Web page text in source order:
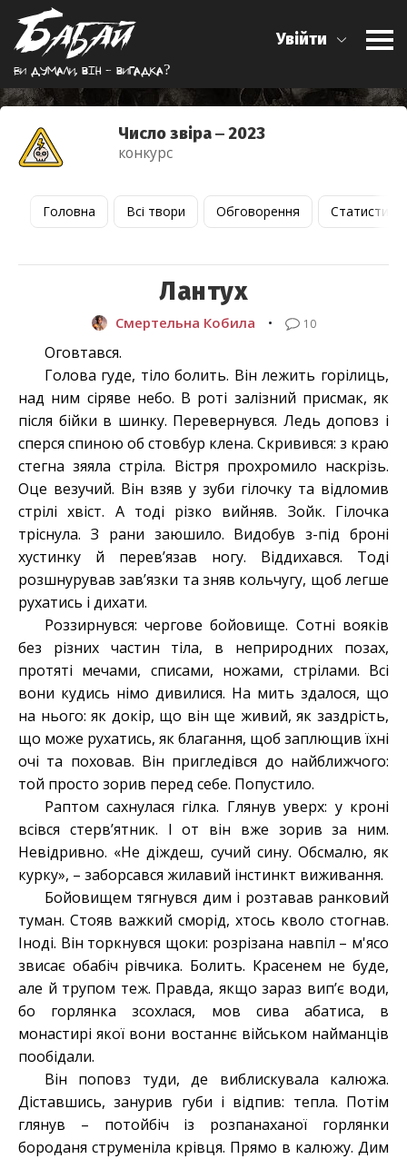
Ви думали, вiн - вигадка?
Увійти
Число звіра ‒ 2023
конкурс
Головна Всі твори Обговорення Статистика
Лантух
Смертельна Кобила • 10
Оговтався.
Голова гуде, тіло болить. Він лежить горілиць,
над ним сіряве небо. В роті залізний присмак, як
після бійки в шинку. Перевернувся. Ледь доповз і
сперся спиною об стовбур клена. Скривився: з краю
стегна зяяла стріла. Вістря прохромило наскрізь.
Оце везучий. Він взяв у зуби гілочку та відломив
стрілі хвіст. А тоді різко вийняв. Зойк. Гілочка
тріснула. З рани заюшило. Видобув з-під броні
хустинку й перев’язав ногу. Віддихався. Тоді
розшнурував зав’язки та зняв кольчугу, щоб легше
рухатись і дихати.
Роззирнувся: чергове бойовище. Сотні вояків
без різних частин тіла, в неприродних позах,
протяті мечами, списами, ножами, стрілами. Всі
вони кудись німо дивилися. На мить здалося, що
на нього: як докір, що він ще живий, як заздрість,
що може рухатись, як благання, щоб заплющив їхні
очі та поховав. Він пригледівся до найближчого:
той просто зорив перед себе. Попустило.
Раптом сахнулася гілка. Глянув уверх: у кроні
всівся стерв’ятник. І от він вже зорив за ним.
Невідривно. «Не діждеш, сучий сину. Обсмалю, як
курку», – заборсався жилавий інстинкт виживання.
Бойовищем тягнувся дим і розтавав ранковий
туман. Стояв важкий сморід, хтось кволо стогнав.
Іноді. Він торкнувся щоки: розрізана навпіл – м'ясо
звисає обабіч рівчика. Болить. Красенем не буде,
але й трупом теж. Правда, якщо зараз вип’є води,
бо горлянка зсохлася, мов сива абатиса, в
монастирі якої вони востаннє військом найманців
пообідали.
Він поповз туди, де виблискувала калюжа.
Діставшись, занурив губи і відпив: тепла. Потім
глянув – потойбіч із розпанаханої горлянки
бороданя струменіла крівця. Прямо в калюжу. Дим